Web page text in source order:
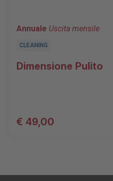
Annuale Uscita mensile
CLEANING
Dimensione Pulito
€ 49,00